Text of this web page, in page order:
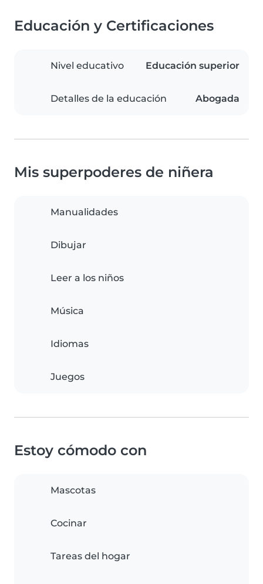
Educación y Certificaciones
Nivel educativo Educación superior
Detalles de la educación Abogada
Mis superpoderes de niñera
Manualidades
Dibujar
Leer a los niños
Música
Idiomas
Juegos
Estoy cómodo con
Mascotas
Cocinar
Tareas del hogar